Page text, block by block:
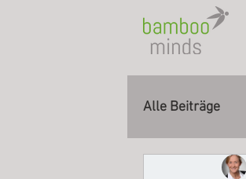
Alle Beiträge